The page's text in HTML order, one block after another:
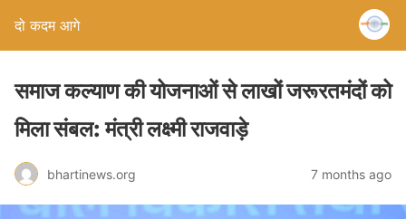
दो कदम आगे
समाज कल्याण की योजनाओं से लाखों जरूरतमंदों को
मिला संबल: मंत्री लक्ष्मी राजवाड़े
bhartinews.org 7 months ago